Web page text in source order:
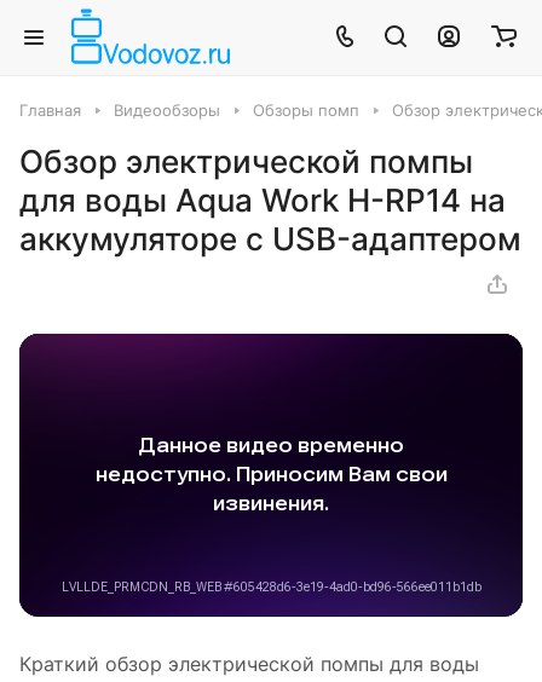
Главная Видеообзоры Обзоры помп Обзор
Обзор электрической помпы
для воды Aqua Work H-RP14 на
аккумуляторе с USB-адаптером
Краткий обзор электрической помпы для воды